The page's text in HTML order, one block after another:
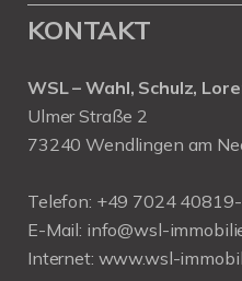
KONTAKT
WSL – Wahl, Schulz,
Ulmer Straße 2
73240 Wendlingen am
Telefon: +49 7024
E-Mail: info@wsl-
Internet: www.wsl-